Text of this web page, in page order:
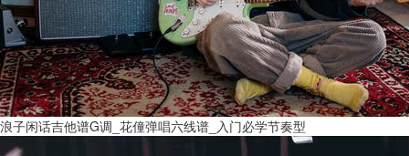
浪子闲话吉他谱G调_花僮弹唱六线谱_入门必学节奏型